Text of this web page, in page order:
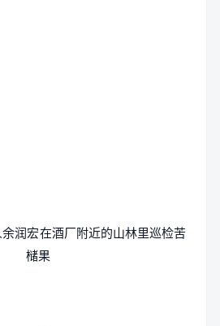
润宏在酒厂附近的山林里巡检苦
槠果